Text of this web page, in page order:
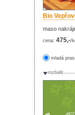
Bio
maso
cena: 475,-/
mladá
rozbalit